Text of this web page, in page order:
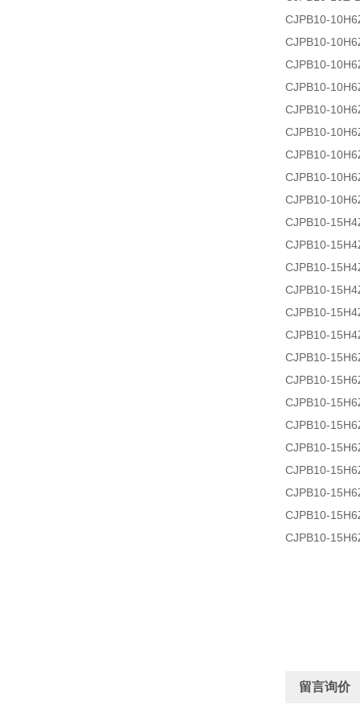
CJPB10-
CJPB10-
CJPB10-
CJPB10-
CJPB10-
CJPB10-
CJPB10-
CJPB10-
CJPB10-
CJPB10-
CJPB10-
CJPB10-
CJPB10-
CJPB10-
CJPB10-
CJPB10-
CJPB10-
CJPB10-
CJPB10-
CJPB10-
CJPB10-
CJPB10-
CJPB10-
CJPB10-
留言询价